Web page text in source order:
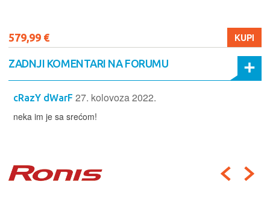
579,99 € KUPI
ZADNJI KOMENTARI NA FORUMU
cRazY dWarF 27. kolovoza 2022.
neka im je sa srećom!